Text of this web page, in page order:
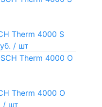
Therm 4000 S
/ шт
Therm 4000 O
/ шт